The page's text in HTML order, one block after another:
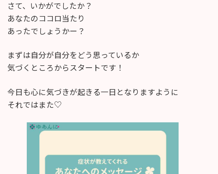
さて、いかがでしたか？
あなたのココロ当たり
あったでしょうかー？
まずは自分が自分をどう思っているか
気づくところからスタートです！
今日も心に気づきが起きる一日となりますように
それではまた♡